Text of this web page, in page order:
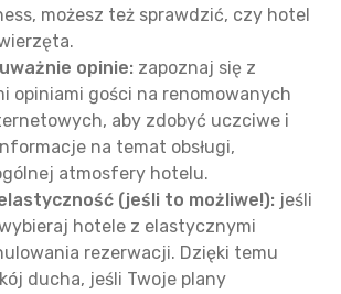
możesz też sprawdzić, czy hotel
opinie: zapoznaj się z
opiniami gości na renomowanych
aby zdobyć uczciwe i
na temat obsługi,
atmosfery hotelu.
(jeśli to możliwe!): jeśli
hotele z elastycznymi
rezerwacji. Dzięki temu
ducha, jeśli Twoje plany